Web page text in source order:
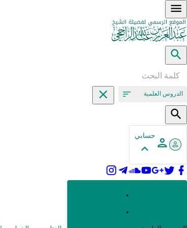
الدروس العلمية
حسابي